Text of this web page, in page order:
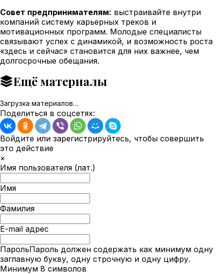
Совет предпринимателям: выстраивайте внутри
компаний систему карьерных треков и
мотивационных программ. Молодые специалисты
связывают успех с динамикой, и возможность роста
«здесь и сейчас» становится для них важнее, чем
долгосрочные обещания.
Ещё материалы
Загрузка материалов…
Поделиться в соцсетях:
Войдите или зарегистрируйтесь, чтобы совершить
это действие
×
Имя пользователя (лат.)
Имя
Фамилия
E-mail адрес
ПарольПароль должен содержать как минимум одну
заглавную букву, одну строчную и одну цифру.
Минимум 8 символов